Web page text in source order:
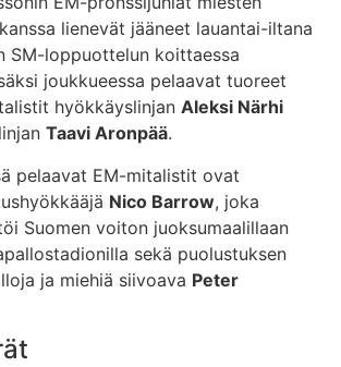
lienevät jääneet lauantai-iltana
SM-loppuottelun koittaessa
joukkueessa pelaavat tuoreet
hyökkäyslinjan Aleksi Närhi
Taavi Aronpää.
pelaavat EM-mitalistit ovat
Nico Barrow, joka
Suomen voiton juoksumaalillaan
sekä puolustuksen
ja miehiä siivoava Peter